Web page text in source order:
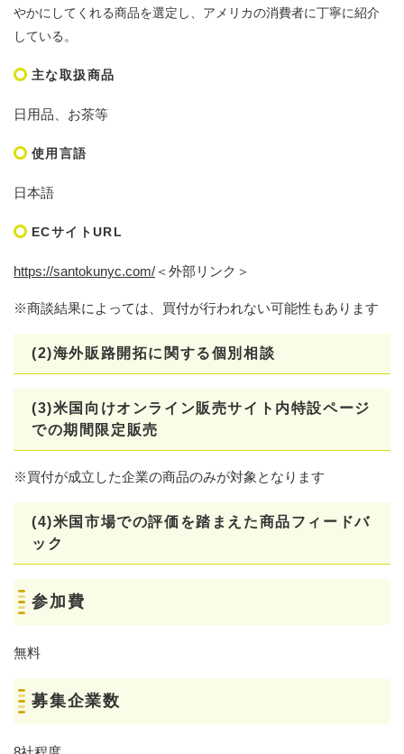
やかにしてくれる商品を選定し、アメリカの消費者に丁寧に紹介
している。
主な取扱商品
日用品、お茶等
使用言語
日本語
ECサイトURL
https://santokunyc.com/ ＜外部リンク＞
※商談結果によっては、買付が行われない可能性もあります
(2)海外販路開拓に関する個別相談
(3)米国向けオンライン販売サイト内特設ページ
での期間限定販売
※買付が成立した企業の商品のみが対象となります
(4)米国市場での評価を踏まえた商品フィードバ
ック
参加費
無料
募集企業数